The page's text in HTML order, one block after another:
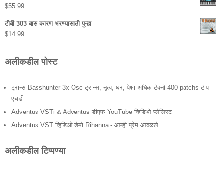
$55.99
टीबी 303 बास कारण भरण्यासाठी पुन्हा
$14.99
अलीकडील पोस्ट
ट्रान्स Basshunter 3x Osc ट्रान्स, नृत्य, घर, पेक्षा अधिक टेक्नो 400 patchs टीप
एचडी
Adventus VSTi & Adventus डीएफ YouTube व्हिडिओ प्लेलिस्ट
Adventus VST व्हिडिओ डेमो Rihanna - आम्ही प्रेम आढळले
अलीकडील टिप्पण्या